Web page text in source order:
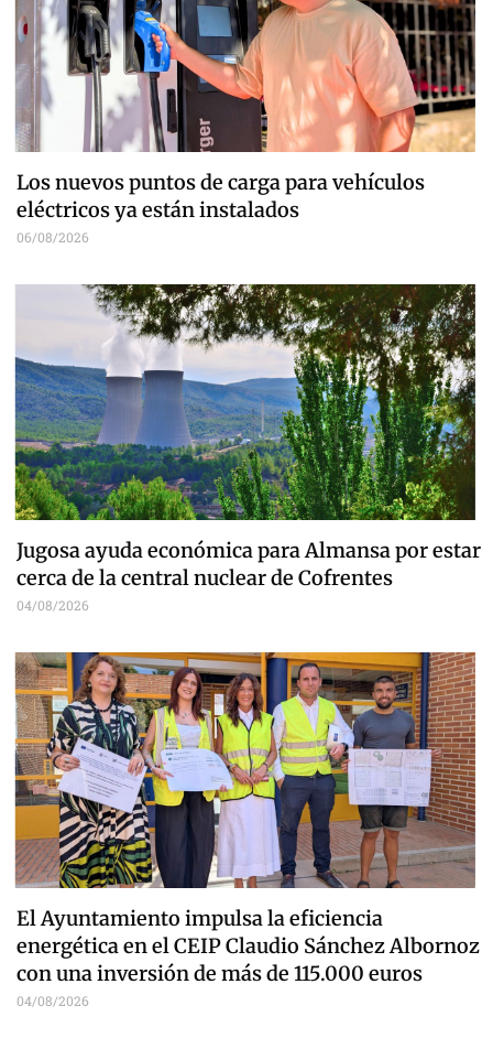
Los nuevos puntos de carga para vehículos
eléctricos ya están instalados
06/08/2026
Jugosa ayuda económica para Almansa por estar
cerca de la central nuclear de Cofrentes
04/08/2026
El Ayuntamiento impulsa la eficiencia
energética en el CEIP Claudio Sánchez Albornoz
con una inversión de más de 115.000 euros
04/08/2026